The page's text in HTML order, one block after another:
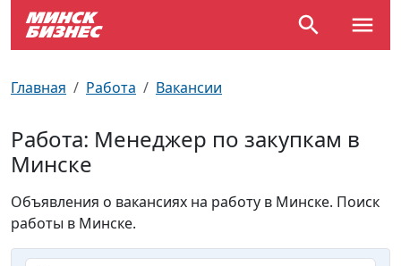
Главная Работа Вакансии
Работа: Менеджер по закупкам в
Минске
Объявления о вакансиях на работу в Минске. Поиск
работы в Минске.
Возле метро
Почтовые индексы
Улицы Минска
Производственный календарь
Схема метро
Пробки на дорогах
Самолеты